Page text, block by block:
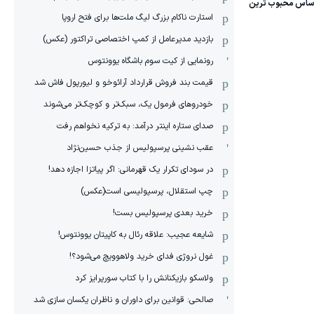
استارت ناکام بزرگ لیگ ملت‌ها برای فتح اروپا
بازدید مدیرعامل از کمپ اختصاصی تراکتور (عکس)
رونمایی از کیت سوم باشگاه یوونتوس
قیمت بند فروش قرارداد آرائوخو و لیورپول فاش شد
خودروهای فرمول یک، سبک‌تر و کوچک‌تر می‌شوند
صدای ستاره اینتر درآمد: به ترکیه نخواهم رفت
عقب نشینی پرسپولیس از جذب حسین‌نژاد
در سودای تکرار یک قهرمانی: اگر پیاتزا اجازه دهد!
چپ استقلال، پرسپولیسی است(عکس)
خرید بعدی پرسپولیس بست!
شایعه عجیب: علاقه رئال به کاپیتان یوونتوس!
غول نروژی فدای خرید ولاهوویچ می‌شود؟!
ولاسکو بازیکنانش را با کتاب سورپرایز کرد
صالحی: قوانین برای داوران و ناظران یکسان سازی شد